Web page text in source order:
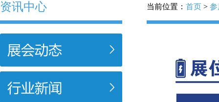
资讯中心 当前位置： 首页 > 参